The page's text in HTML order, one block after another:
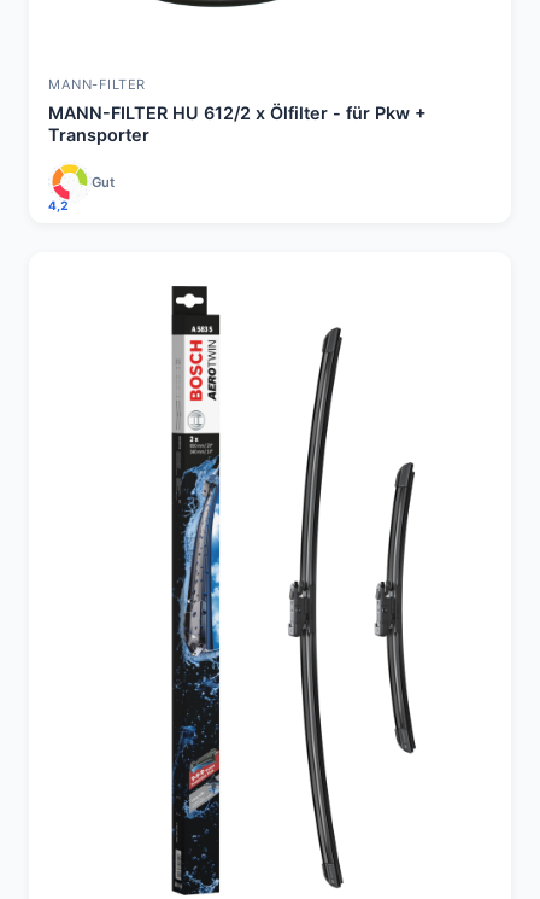
MANN-FILTER
MANN-FILTER HU 612/2 x Ölfilter - für Pkw +
Transporter
4,2
Gut